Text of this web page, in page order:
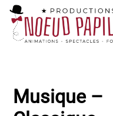
Musique –